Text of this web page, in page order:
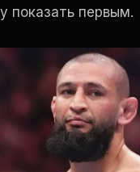
показать первым.